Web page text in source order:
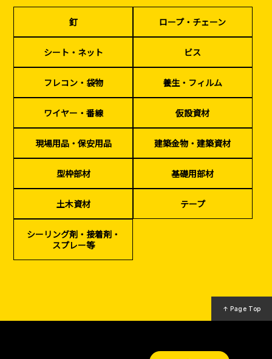
釘 ロープ・チェーン シート・ネット ビス
フレコン・袋物
ワイヤー・番線
現場用品・保安用品
建築金物・建築資材
型枠部材 基礎用部材 土木資材 テープ
シーリング剤・接着剤・スプレー等
検索
カタログダウンロード
家、マンションを
塗装工事
基礎工事・
コンクリート
（型枠工事）
仮説・バリケード
を設ける
イベント設置・
災害、台風対策
（リサイクル）
釘 ロープ・チェーン
シート・ネット ビス
フレコン・袋物 養生・フィルム
ワイヤー・番線 仮設資材
現場用品・保安用品 建築金物・建築資材
型枠部材 基礎用部材
土木資材 テープ
シーリング剤・接着剤・
スプレー等
↑ Page Top